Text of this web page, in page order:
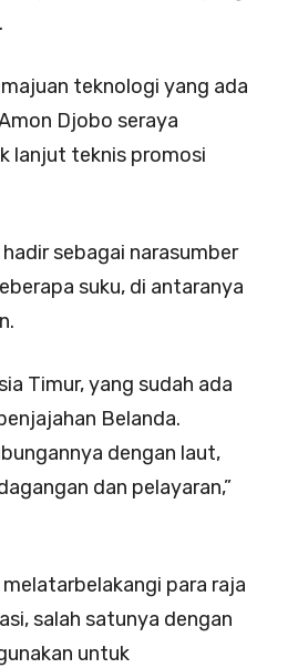
teknologi yang ada
Djobo seraya
lanjut teknis promosi
sebagai narasumber
suku, di antaranya
Timur, yang sudah ada
Belanda.
dengan laut,
dan pelayaran,”
para raja
salah satunya dengan
untuk